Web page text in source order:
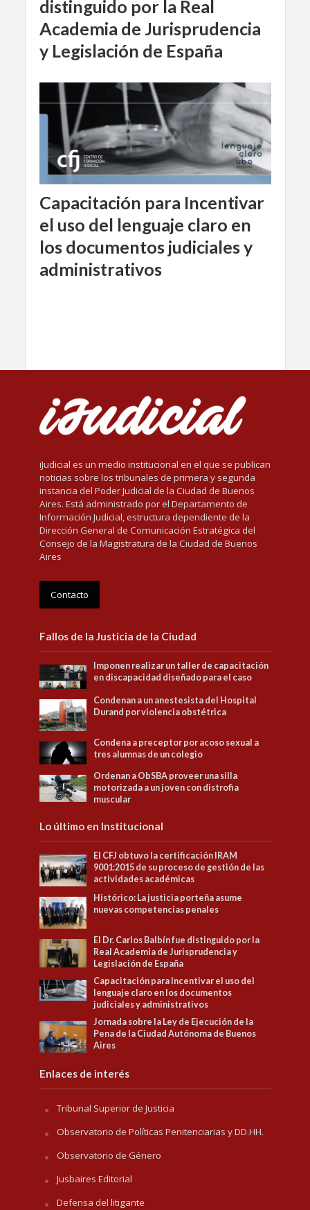
distinguido por la Real
Academia de Jurisprudencia
y Legislación de España
Capacitación para Incentivar
el uso del lenguaje claro en
los documentos judiciales y
administrativos
iJudicial es un medio institucional en el que se publican
noticias sobre los tribunales de primera y segunda
instancia del Poder Judicial de la Ciudad de Buenos
Aires. Está administrado por el Departamento de
Información Judicial, estructura dependiente de la
Dirección General de Comunicación Estratégica del
Consejo de la Magistratura de la Ciudad de Buenos
Aires
Contacto
Fallos de la Justicia de la Ciudad
Imponen realizar un taller de capacitación
en discapacidad diseñado para el caso
Condenan a un anestesista del Hospital
Durand por violencia obstétrica
Condena a preceptor por acoso sexual a
tres alumnas de un colegio
Ordenan a ObSBA proveer una silla
motorizada a un joven con distrofia
muscular
Lo último en Institucional
El CFJ obtuvo la certificación IRAM
9001:2015 de su proceso de gestión de las
actividades académicas
Histórico: La justicia porteña asume
nuevas competencias penales
El Dr. Carlos Balbín fue distinguido por la
Real Academia de Jurisprudencia y
Legislación de España
Capacitación para Incentivar el uso del
lenguaje claro en los documentos
judiciales y administrativos
Jornada sobre la Ley de Ejecución de la
Pena de la Ciudad Autónoma de Buenos
Aires
Enlaces de interés
Tribunal Superior de Justicia
Observatorio de Políticas Penitenciarias y DD.HH.
Observatorio de Género
Jusbaires Editorial
Defensa del litigante